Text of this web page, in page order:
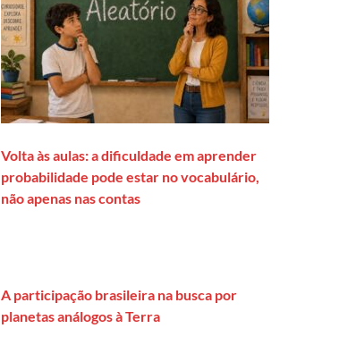
Volta às aulas: a dificuldade em aprender
probabilidade pode estar no vocabulário,
não apenas nas contas
A participação brasileira na busca por
planetas análogos à Terra